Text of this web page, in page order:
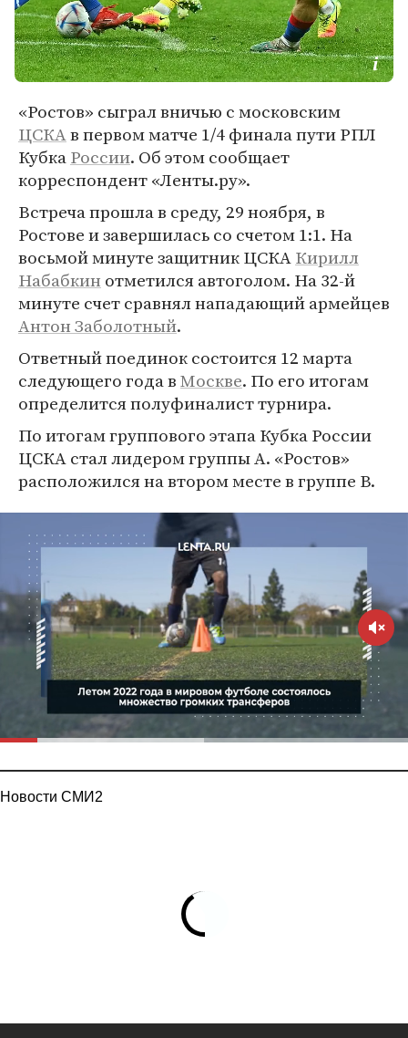
«Ростов» сыграл вничью с московским
ЦСКАв первом матче 1/4 финала пути РПЛ
КубкаРоссии. Об этом сообщает
корреспондент «Ленты.ру».
Встреча прошла в среду, 29 ноября, в
Ростове и завершилась со счетом 1:1. На
восьмой минуте защитник ЦСКАКирилл
Набабкин отметился автоголом. На 32-й
минуте счет сравнял нападающий армейцев
Антон Заболотный.
Ответный поединок состоится 12 марта
следующего года вМоскве. По его итогам
определится полуфиналист турнира.
По итогам группового этапа Кубка России
ЦСКА стал лидером группы А. «Ростов»
расположился на втором месте в группе В.
Новости СМИ2